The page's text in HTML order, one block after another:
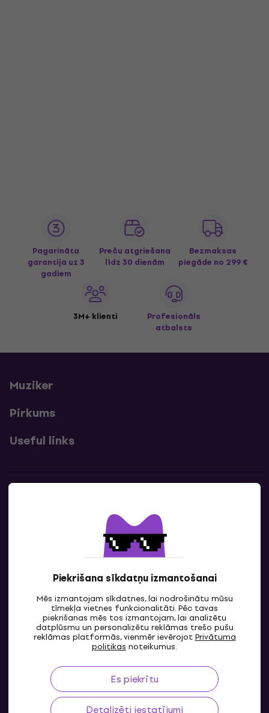
Piekrišana sīkdatņu izmantošanai
Mēs izmantojam sīkdatnes, lai nodrošinātu mūsu
tīmekļa vietnes funkcionalitāti. Pēc tavas
piekrišanas mēs tos izmantojam, lai analizētu
datplūsmu un personalizētu reklāmas trešo pušu
reklāmas platformās, vienmēr ievērojotPrivātuma
politikas noteikumus.
Es piekrītu
Detalizēti iestatījumi
Pagarināta
garantija uz 3
gadiem
Preču atgriešana
līdz 30 dienām
Bezmaksas
piegāde no 299 €
3M+ klienti
Profesionāls
atbalsts
Muziker
Pirkums
Useful links
Sazinies ar mums
LV